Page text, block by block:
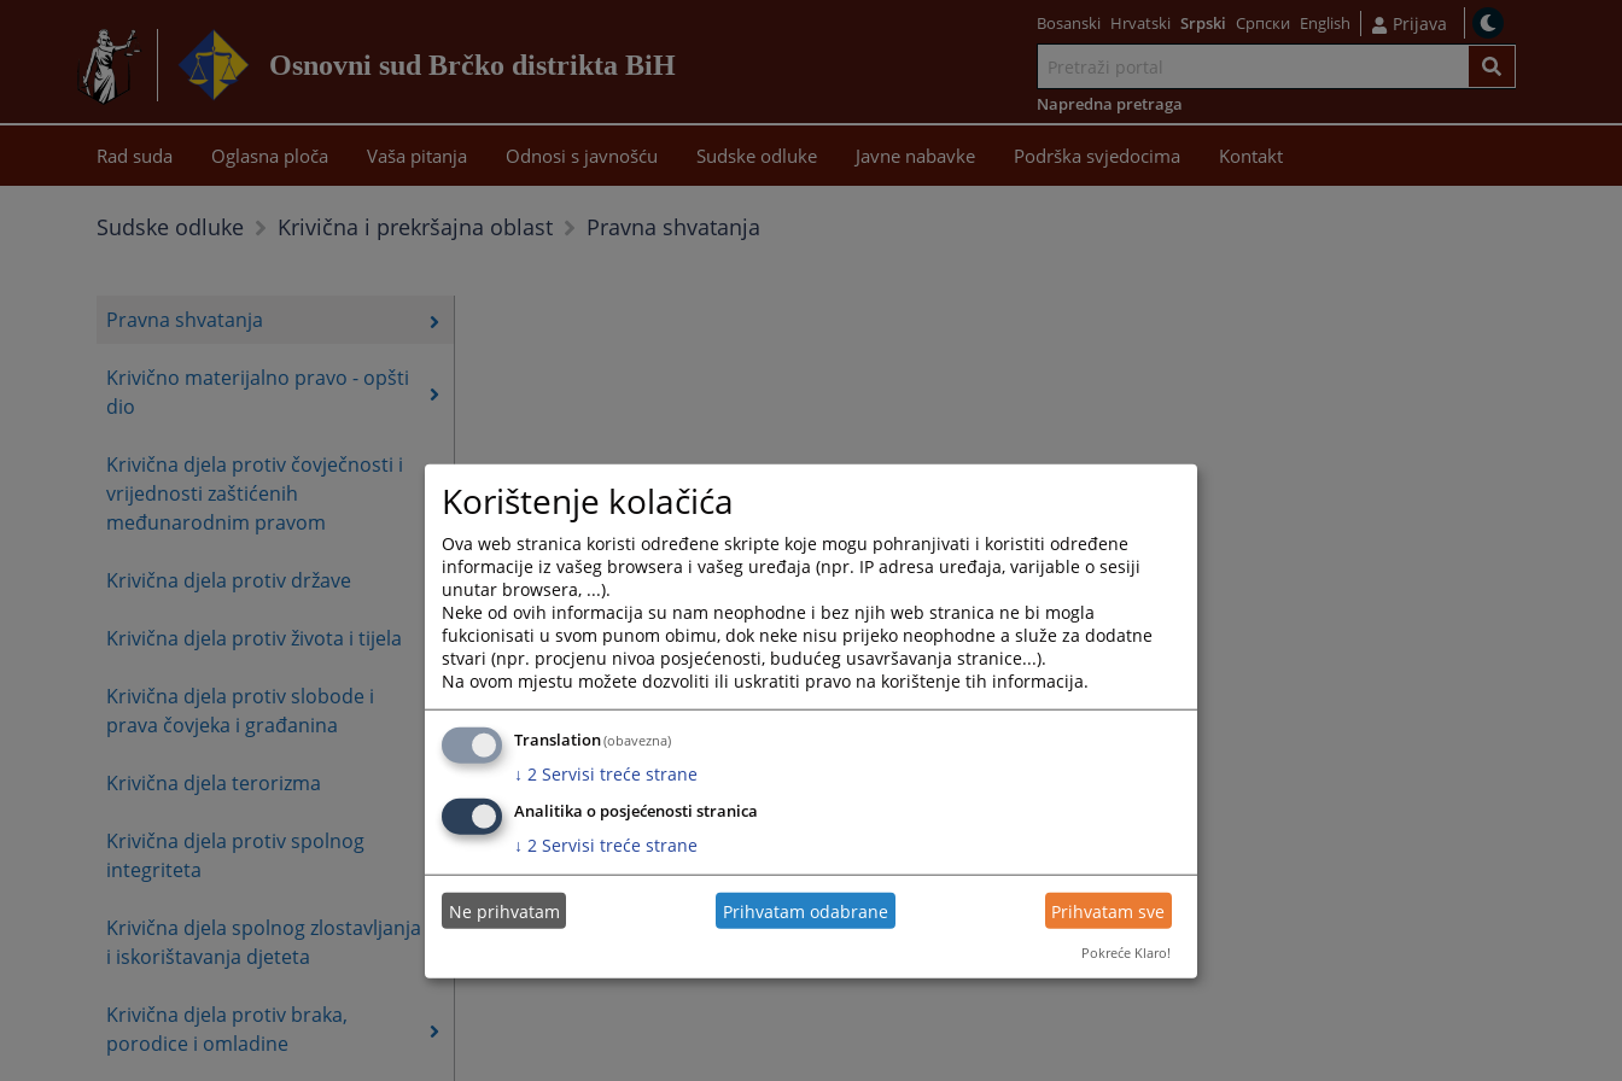
Osnovni sud Brčko distrikta BiH
sadržaj
Bosanski Hrvatski Srpski Српски English Prijava
Napredna pretraga
Rad suda Oglasna ploča Vaša pitanja Odnosi s javnošću Sudske odluke Javne nabavke Podrška svjedocima Kontakt
Sudske odluke Krivična i prekršajna oblast Pravna shvatanja
Pravna shvatanja
Krivično materijalno pravo - opšti
dio
Krivična djela protiv čovječnosti i
vrijednosti zaštićenih
međunarodnim pravom
Krivična djela protiv države
Krivična djela protiv života i tijela
Krivična djela protiv slobode i
prava čovjeka i građanina
Krivična djela terorizma
Krivična djela protiv spolnog
integriteta
Krivična djela spolnog zlostavljanja
i iskorištavanja djeteta
Krivična djela protiv braka,
porodice i omladine
Korištenje kolačića
Ova web stranica koristi određene skripte koje mogu pohranjivati i koristiti određene
informacije iz vašeg browsera i vašeg uređaja (npr. IP adresa uređaja, varijable o sesiji
unutar browsera, ...).
Neke od ovih informacija su nam neophodne i bez njih web stranica ne bi mogla
fukcionisati u svom punom obimu, dok neke nisu prijeko neophodne a služe za dodatne
stvari (npr. procjenu nivoa posjećenosti, budućeg usavršavanja stranice...).
Na ovom mjestu možete dozvoliti ili uskratiti pravo na korištenje tih informacija.
Translation(obavezna)
↓ 2 Servisi treće strane
Analitika o posjećenosti stranica
↓ 2 Servisi treće strane
Ne prihvatam Prihvatam odabrane Prihvatam sve
Pokreće Klaro!